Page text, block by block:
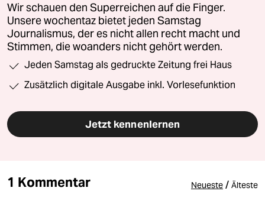
Wir schauen den Superreichen auf die Finger.
Unsere wochentaz bietet jeden Samstag
Journalismus, der es nicht allen recht macht und
Stimmen, die woanders nicht gehört werden.
Jeden Samstag als gedruckte Zeitung frei Haus
Zusätzlich digitale Ausgabe inkl. Vorlesefunktion
Jetzt kennenlernen
1 Kommentar Neueste / Älteste